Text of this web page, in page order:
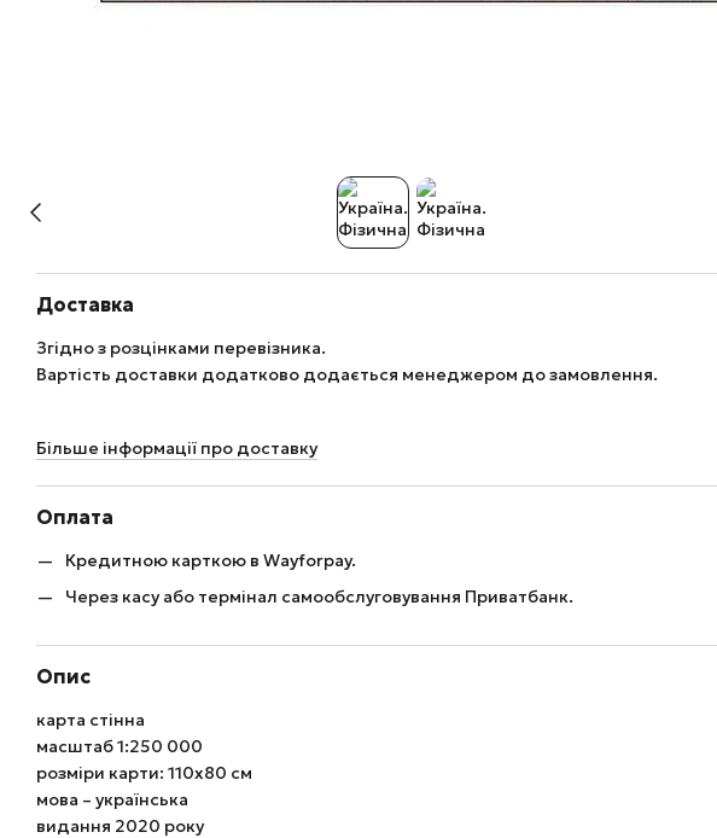
Доставка
Згідно з розцінками перевізника.
Вартість доставки додатково додається менеджером до замовлення.
Більше інформації про доставку
Оплата
Кредитною карткою в Wayforpay.
Через касу або термінал самообслуговування Приватбанк.
Опис
карта стінна
масштаб 1:250 000
розміри карти: 110х80 см
мова – українська
видання 2020 року